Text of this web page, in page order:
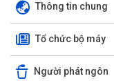
Thông tin chung
Tổ chức bộ máy
Người phát ngôn